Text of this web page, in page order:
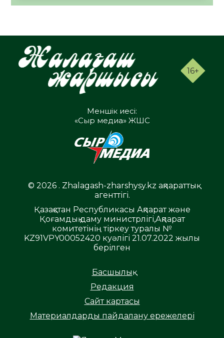
16+
Меншік иесі:
«Сыр медиа» ЖШС
© 2026 . Zhalagash-zharshysy.kz ақпараттық
агенттігі.
Қазақстан Республикасы Ақпарат және
Қоғамдық даму министрлігі,Ақпарат
комитетінің тіркеу туралы №
KZ91VPY00052420 куәлігі 21.07.2022 жылы
берілген
Басшылық
Редакция
Сайт картасы
Материалдарды пайдалану ережелері